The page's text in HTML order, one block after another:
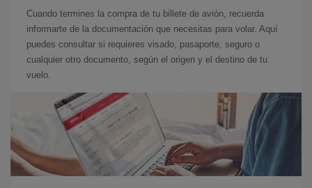
Cuando termines la compra de tu billete de avión, recuerda
informarte de la documentación que necesitas para volar. Aquí
puedes consultar si requieres visado, pasaporte, seguro o
cualquier otro documento, según el origen y el destino de tu
vuelo.